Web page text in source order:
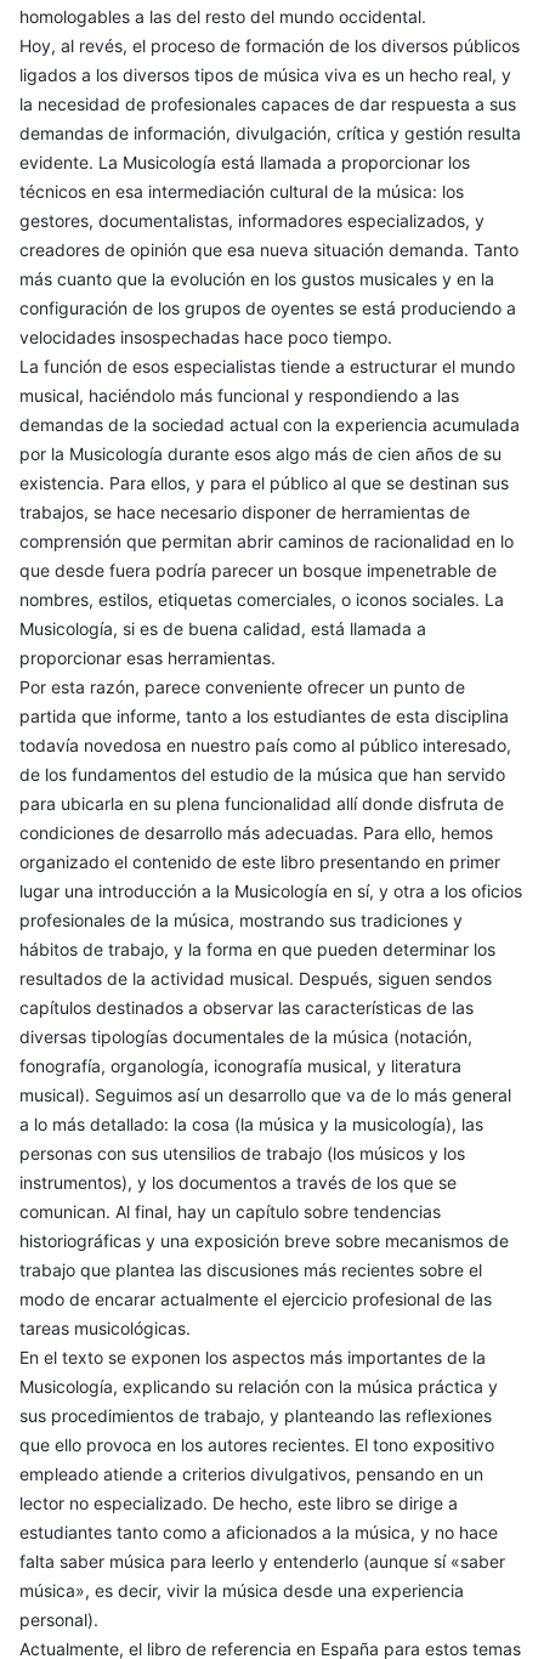
homologables a las del resto del mundo occidental.
Hoy, al revés, el proceso de formación de los diversos públicos
ligados a los diversos tipos de música viva es un hecho real, y
la necesidad de profesionales capaces de dar respuesta a sus
demandas de información, divulgación, crítica y gestión resulta
evidente. La Musicología está llamada a proporcionar los
técnicos en esa intermediación cultural de la música: los
gestores, documentalistas, informadores especializados, y
creadores de opinión que esa nueva situación demanda. Tanto
más cuanto que la evolución en los gustos musicales y en la
configuración de los grupos de oyentes se está produciendo a
velocidades insospechadas hace poco tiempo.
La función de esos especialistas tiende a estructurar el mundo
musical, haciéndolo más funcional y respondiendo a las
demandas de la sociedad actual con la experiencia acumulada
por la Musicología durante esos algo más de cien años de su
existencia. Para ellos, y para el público al que se destinan sus
trabajos, se hace necesario disponer de herramientas de
comprensión que permitan abrir caminos de racionalidad en lo
que desde fuera podría parecer un bosque impenetrable de
nombres, estilos, etiquetas comerciales, o iconos sociales. La
Musicología, si es de buena calidad, está llamada a
proporcionar esas herramientas.
Por esta razón, parece conveniente ofrecer un punto de
partida que informe, tanto a los estudiantes de esta disciplina
todavía novedosa en nuestro país como al público interesado,
de los fundamentos del estudio de la música que han servido
para ubicarla en su plena funcionalidad allí donde disfruta de
condiciones de desarrollo más adecuadas. Para ello, hemos
organizado el contenido de este libro presentando en primer
lugar una introducción a la Musicología en sí, y otra a los oficios
profesionales de la música, mostrando sus tradiciones y
hábitos de trabajo, y la forma en que pueden determinar los
resultados de la actividad musical. Después, siguen sendos
capítulos destinados a observar las características de las
diversas tipologías documentales de la música (notación,
fonografía, organología, iconografía musical, y literatura
musical). Seguimos así un desarrollo que va de lo más general
a lo más detallado: la cosa (la música y la musicología), las
personas con sus utensilios de trabajo (los músicos y los
instrumentos), y los documentos a través de los que se
comunican. Al final, hay un capítulo sobre tendencias
historiográficas y una exposición breve sobre mecanismos de
trabajo que plantea las discusiones más recientes sobre el
modo de encarar actualmente el ejercicio profesional de las
tareas musicológicas.
En el texto se exponen los aspectos más importantes de la
Musicología, explicando su relación con la música práctica y
sus procedimientos de trabajo, y planteando las reflexiones
que ello provoca en los autores recientes. El tono expositivo
empleado atiende a criterios divulgativos, pensando en un
lector no especializado. De hecho, este libro se dirige a
estudiantes tanto como a aficionados a la música, y no hace
falta saber música para leerlo y entenderlo (aunque sí «saber
música», es decir, vivir la música desde una experiencia
personal).
Actualmente, el libro de referencia en España para estos temas